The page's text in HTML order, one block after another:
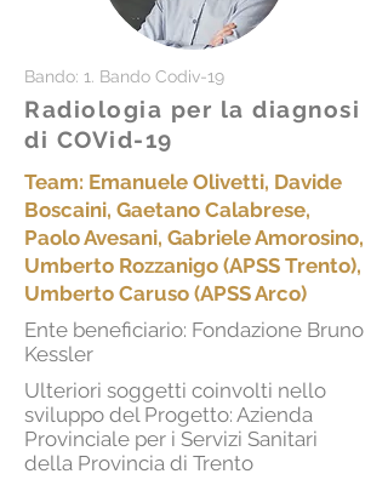
Bando: 1. Bando Codiv-19
Radiologia per la diagnosi
di COVid-19
Team: Emanuele Olivetti, Davide
Boscaini, Gaetano Calabrese,
Paolo Avesani, Gabriele Amorosino,
Umberto Rozzanigo (APSS Trento),
Umberto Caruso (APSS Arco)
Ente beneficiario: Fondazione Bruno
Kessler
Ulteriori soggetti coinvolti nello
sviluppo del Progetto: Azienda
Provinciale per i Servizi Sanitari
della Provincia di Trento